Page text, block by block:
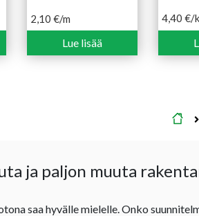
2,10 €/m
Lue lisää
4,40 €/
ja paljon muuta
saa hyvälle mielelle. Onko